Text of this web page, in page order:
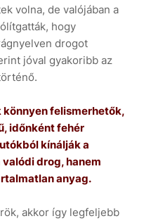
volna, de valójában a
hogy
drogot
jóval gyakoribb az
könnyen felismerhetők,
időnként fehér
kínálják a
drog, hanem
anyag.
akkor így legfeljebb